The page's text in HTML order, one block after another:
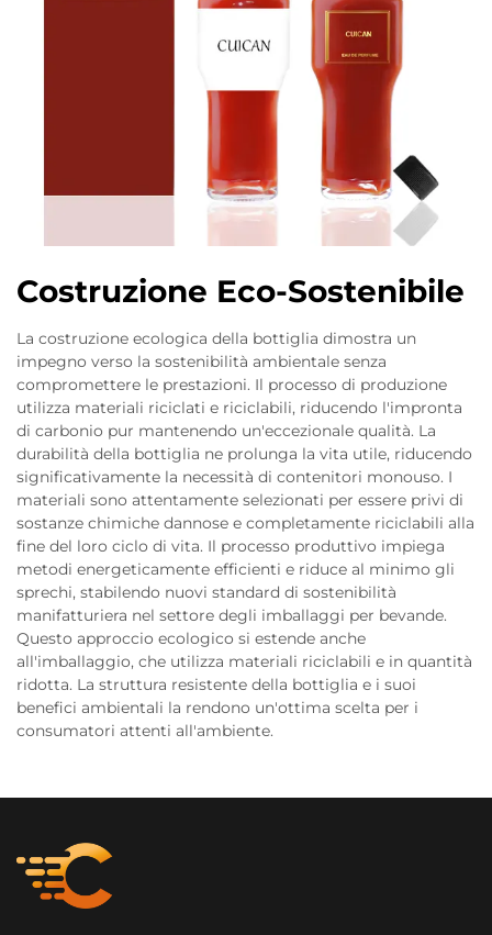
Costruzione Eco-Sostenibile
La costruzione ecologica della bottiglia dimostra un
impegno verso la sostenibilità ambientale senza
compromettere le prestazioni. Il processo di produzione
utilizza materiali riciclati e riciclabili, riducendo l'impronta
di carbonio pur mantenendo un'eccezionale qualità. La
durabilità della bottiglia ne prolunga la vita utile, riducendo
significativamente la necessità di contenitori monouso. I
materiali sono attentamente selezionati per essere privi di
sostanze chimiche dannose e completamente riciclabili alla
fine del loro ciclo di vita. Il processo produttivo impiega
metodi energeticamente efficienti e riduce al minimo gli
sprechi, stabilendo nuovi standard di sostenibilità
manifatturiera nel settore degli imballaggi per bevande.
Questo approccio ecologico si estende anche
all'imballaggio, che utilizza materiali riciclabili e in quantità
ridotta. La struttura resistente della bottiglia e i suoi
benefici ambientali la rendono un'ottima scelta per i
consumatori attenti all'ambiente.